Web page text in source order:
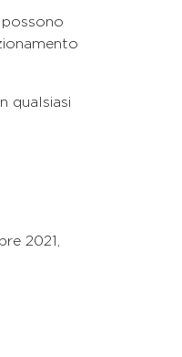
qualsiasi
2021,